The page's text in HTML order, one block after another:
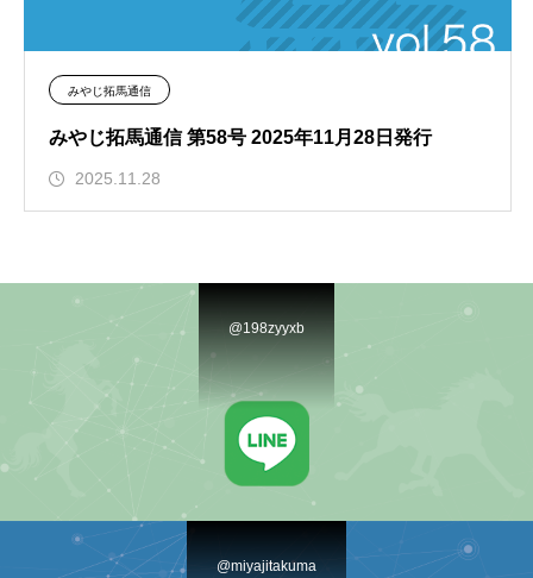
みやじ拓馬通信
みやじ拓馬通信 第58号 2025年11月28日発行
2025.11.28
@198zyyxb
@miyajitakuma